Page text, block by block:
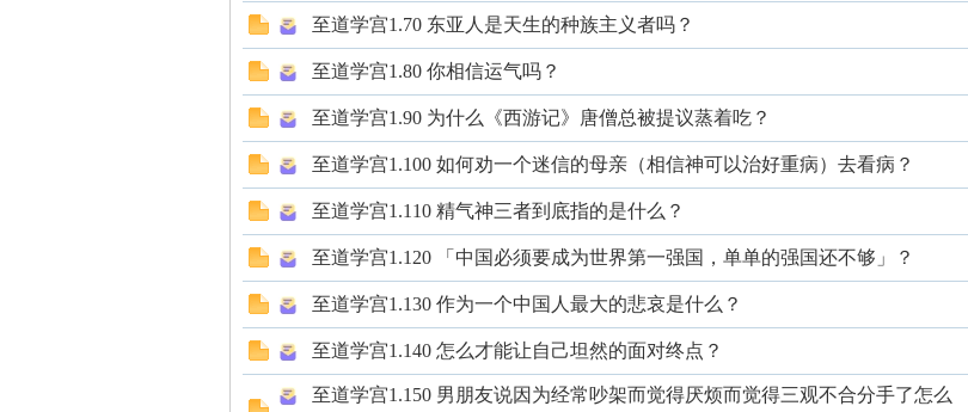
至道学宫1.70 东亚人是天生的种族主义者吗？
至道学宫1.80 你相信运气吗？
至道学宫1.90 为什么《西游记》唐僧总被提议蒸着吃？
至道学宫1.100 如何劝一个迷信的母亲（相信神可以治好重病）去看病？
至道学宫1.110 精气神三者到底指的是什么？
至道学宫1.120 「中国必须要成为世界第一强国，单单的强国还不够」？
至道学宫1.130 作为一个中国人最大的悲哀是什么？
至道学宫1.140 怎么才能让自己坦然的面对终点？
至道学宫1.150 男朋友说因为经常吵架而觉得厌烦而觉得三观不合分手了怎么